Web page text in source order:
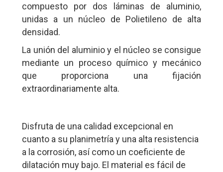
compuesto por dos láminas de aluminio,
unidas a un núcleo de Polietileno de alta
densidad.
La unión del aluminio y el núcleo se consigue
mediante un proceso químico y mecánico
que proporciona una fijación
extraordinariamente alta.
Disfruta de una calidad excepcional en
cuanto a su planimetría y una alta resistencia
a la corrosión, así como un coeficiente de
dilatación muy bajo. El material es fácil de